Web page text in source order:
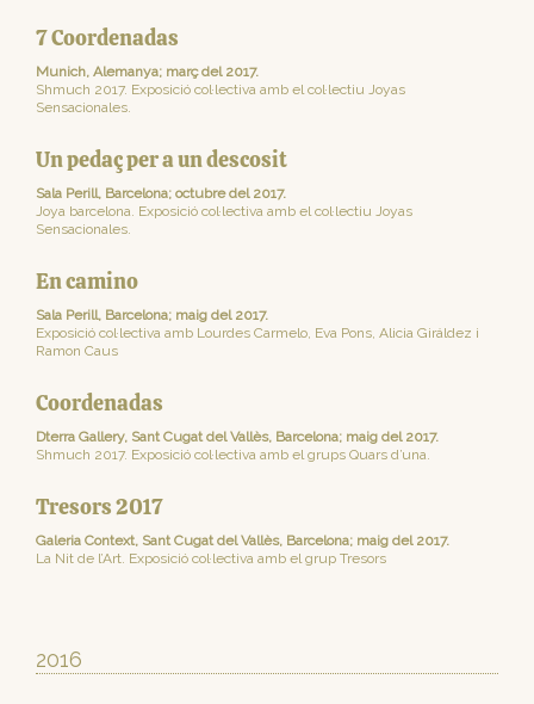
7 Coordenadas
Munich, Alemanya; març del 2017.
Shmuch 2017. Exposició col·lectiva amb el col·lectiu Joyas
Sensacionales.
Un pedaç per a un descosit
Sala Perill, Barcelona; octubre del 2017.
Joya barcelona. Exposició col·lectiva amb el col·lectiu Joyas
Sensacionales.
En camino
Sala Perill, Barcelona; maig del 2017.
Exposició col·lectiva amb Lourdes Carmelo, Eva Pons, Alicia Giráldez i
Ramon Caus
Coordenadas
Dterra Gallery, Sant Cugat del Vallès, Barcelona; maig del 2017.
Shmuch 2017. Exposició col·lectiva amb el grups Quars d’una.
Tresors 2017
Galeria Context, Sant Cugat del Vallès, Barcelona; maig del 2017.
La Nit de l’Art. Exposició col·lectiva amb el grup Tresors
2016